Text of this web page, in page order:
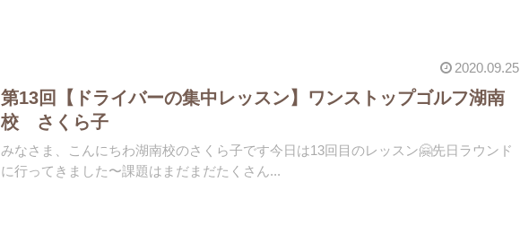
2020.09.25
第13回【ドライバーの集中レッスン】ワンストップゴルフ湖南
校 さくら子
️みなさま、こんにちわ湖南校のさくら子です今日は13回目のレッスン🤗先日ラウンド
に行ってきました〜課題はまだまだたくさん...